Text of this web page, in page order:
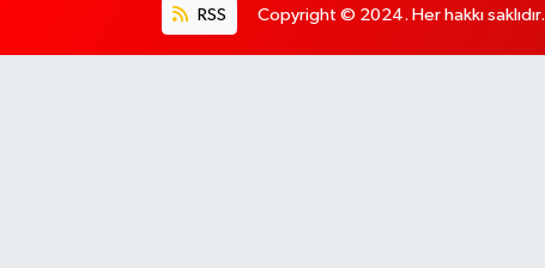
RSS Copyright © 2024. Her hakkı saklıdır.